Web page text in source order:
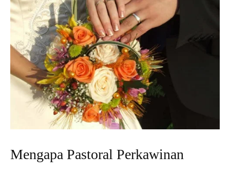
Mengapa Pastoral Perkawinan